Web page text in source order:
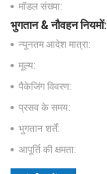
मॉडल संख्या:
भुगतान & नौवहन नियमों:
न्यूनतम आदेश मात्रा:
मूल्य:
पैकेजिंग विवरण:
प्रसव के समय:
भुगतान शर्तें:
आपूर्ति की क्षमता: